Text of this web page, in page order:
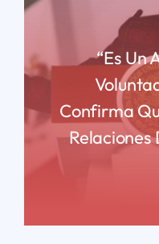
“Es Un
Confirma
Relaciones